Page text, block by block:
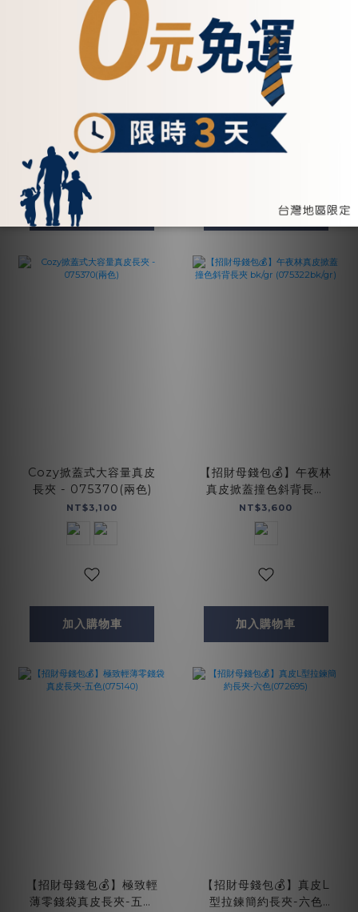
經典不敗兩折式真皮長
夾-五色(071822)
加入購物車
【招財母錢包💰】扣式真
皮優美長夾-五色
(075169)
NT$2,500
加入購物車
Cozy掀蓋式大容量真皮
長夾 - 075370(兩色)
NT$3,100
加入購物車
【招財母錢包💰】午夜林
真皮掀蓋撞色斜背長夾
bk/gr (075322bk/gr)
NT$3,600
加入購物車
【招財母錢包💰】極致輕
薄零錢袋真皮長夾-五色
【招財母錢包💰】真皮L
型拉鍊簡約長夾-六色